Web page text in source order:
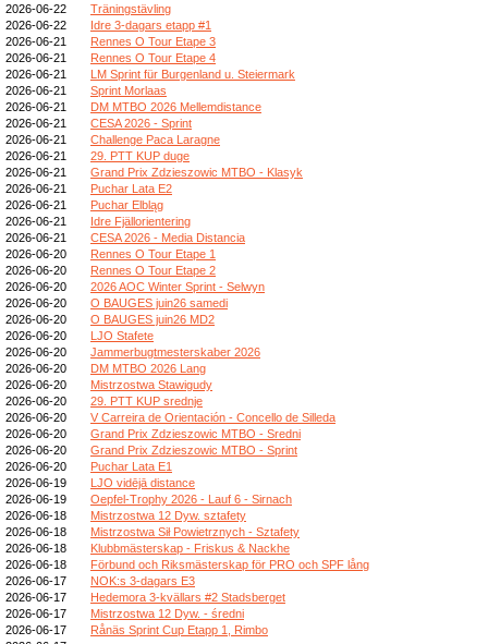
2026-06-22
Träningstävling
2026-06-22
Idre 3-dagars etapp #1
2026-06-21
Rennes O Tour Etape 3
2026-06-21
Rennes O Tour Etape 4
2026-06-21
LM Sprint für Burgenland u. Steiermark
2026-06-21
Sprint Morlaas
2026-06-21
DM MTBO 2026 Mellemdistance
2026-06-21
CESA 2026 - Sprint
2026-06-21
Challenge Paca Laragne
2026-06-21
29. PTT KUP duge
2026-06-21
Grand Prix Zdzieszowic MTBO - Klasyk
2026-06-21
Puchar Lata E2
2026-06-21
Puchar Elbląg
2026-06-21
Idre Fjällorientering
2026-06-21
CESA 2026 - Media Distancia
2026-06-20
Rennes O Tour Etape 1
2026-06-20
Rennes O Tour Etape 2
2026-06-20
2026 AOC Winter Sprint - Selwyn
2026-06-20
O BAUGES juin26 samedi
2026-06-20
O BAUGES juin26 MD2
2026-06-20
LJO Stafete
2026-06-20
Jammerbugtmesterskaber 2026
2026-06-20
DM MTBO 2026 Lang
2026-06-20
Mistrzostwa Stawigudy
2026-06-20
29. PTT KUP srednje
2026-06-20
V Carreira de Orientación - Concello de Silleda
2026-06-20
Grand Prix Zdzieszowic MTBO - Sredni
2026-06-20
Grand Prix Zdzieszowic MTBO - Sprint
2026-06-20
Puchar Lata E1
2026-06-19
LJO vidējā distance
2026-06-19
Oepfel-Trophy 2026 - Lauf 6 - Sirnach
2026-06-18
Mistrzostwa 12 Dyw. sztafety
2026-06-18
Mistrzostwa Sił Powietrznych - Sztafety
2026-06-18
Klubbmästerskap - Friskus & Nackhe
2026-06-18
Förbund och Riksmästerskap för PRO och SPF lång
2026-06-17
NOK:s 3-dagars E3
2026-06-17
Hedemora 3-kvällars #2 Stadsberget
2026-06-17
Mistrzostwa 12 Dyw. - średni
2026-06-17
Rånäs Sprint Cup Etapp 1, Rimbo